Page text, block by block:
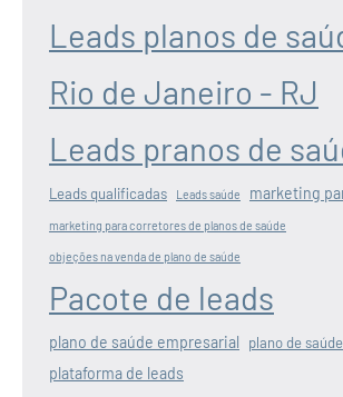
Leads planos de
Rio de Janeiro - RJ
Leads pranos de
Leads qualificadas Leads saúde marketing
marketing para corretores de planos de saúde
objeções na venda de plano de saúde
Pacote de leads
plano de saúde empresarial plano de
plataforma de leads